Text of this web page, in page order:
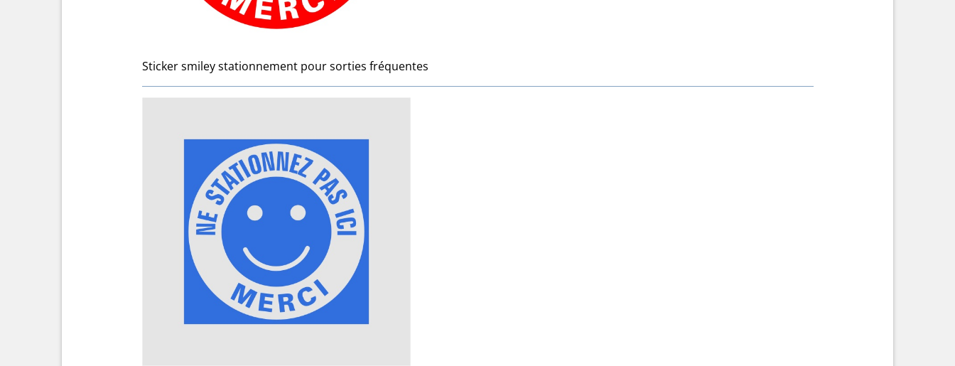
Sticker smiley stationnement pour sorties fréquentes